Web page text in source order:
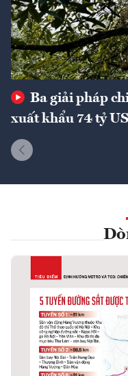
Ba giải pháp
xuất khẩu 74 tỷ